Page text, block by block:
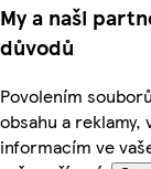
My a naši
důvodů
Povolením
obsahu a
informacím ve